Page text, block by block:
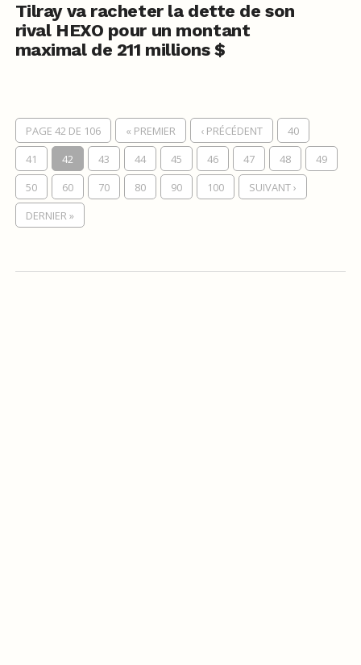
Tilray va racheter la dette de son
rival HEXO pour un montant
maximal de 211 millions $
PAGE 42 DE 106 « PREMIER ‹ PRÉCÉDENT
40
41
42 43 44 45 46 47 48
49
50
60 70 80 90 100
SUIVANT ›
DERNIER »